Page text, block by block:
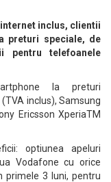
inclus, clientii
preturi speciale, de
pentru telefoanele
la preturi
inclus), Samsung
Ericsson XperiaTM
optiunea apeluri
Vodafone cu orice
primele 3 luni, pentru